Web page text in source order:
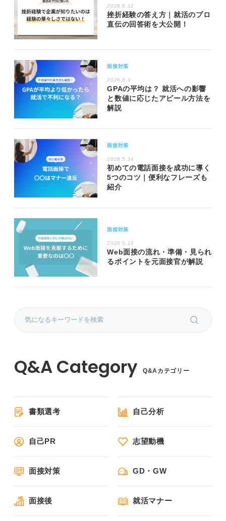
2026.6.12
挫折経験の答え方｜就活のプロ
直伝の回答術を大公開！
面接対策
2026.8.4
GPAの平均は？ 就活への影響
と数値に応じたアピール方法を
解説
面接対策
2026.5.14
初めての電話面接を成功に導く
5つのコツ｜便利なフレーズも
紹介
面接対策
2026.5.14
Web面接の流れ・準備・見られ
るポイントを元面接官が解説
Q&Aカテゴリー
書類選考 自己分析
自己PR 志望動機
面接対策 GD・GW
面接後 就活マナー